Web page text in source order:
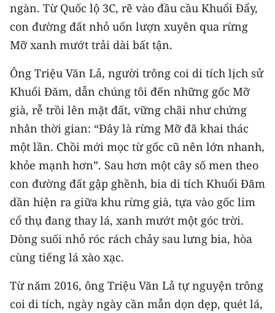
MEDIA CENTER
E-Magazine
Media Chính trị
Media Kinh tế
Media Văn hóa
Media Xã hội
Media Pháp luật
Media Du lịch
Media Thế giới
Media Thể thao
Media Giáo dục
ngàn. Từ Quốc lộ 3C, rẽ vào đầu cầu Khuổi Đẩy,
con đường đất nhỏ uốn lượn xuyên qua rừng
Mỡ xanh mướt trải dài bất tận.
Ông Triệu Văn Lả, người trông coi di tích lịch sử
Khuổi Đăm, dẫn chúng tôi đến những gốc Mỡ
già, rễ trồi lên mặt đất, vững chãi như chứng
nhân thời gian: “Đây là rừng Mỡ đã khai thác
một lần. Chồi mới mọc từ gốc cũ nên lớn nhanh,
khỏe mạnh hơn”. Sau hơn một cây số men theo
con đường đất gập ghềnh, bia di tích Khuổi Đăm
dần hiện ra giữa khu rừng già, tựa vào gốc lim
cổ thụ đang thay lá, xanh mướt một góc trời.
Dòng suối nhỏ róc rách chảy sau lưng bia, hòa
cùng tiếng lá xào xạc.
Từ năm 2016, ông Triệu Văn Lả tự nguyện trông
coi di tích, ngày ngày cần mẫn dọn dẹp, quét lá,